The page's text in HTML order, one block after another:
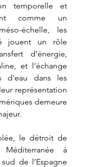
temporelle et
comme un
échelle, les
jouent un rôle
d’énergie,
et l'échange
d'eau dans les
représentation
demeure
le détroit de
à
de l’Espagne